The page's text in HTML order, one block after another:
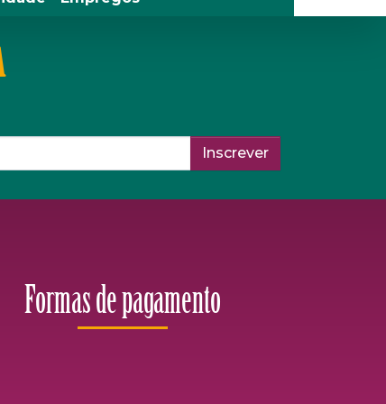
Inscrever
Formas de pagamento